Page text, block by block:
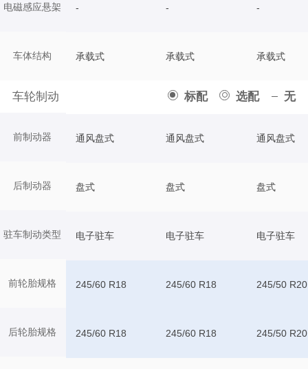
电磁感应悬架
车体结构
车轮制动 标配 选配 无
前制动器
后制动器
驻车制动类型
前轮胎规格
后轮胎规格
- - -
承载式 承载式 承载式
通风盘式 通风盘式 通风盘式
盘式 盘式 盘式
电子驻车 电子驻车 电子驻车
245/60 R18 245/60 R18 245/50 R20
245/60 R18 245/60 R18 245/50 R20